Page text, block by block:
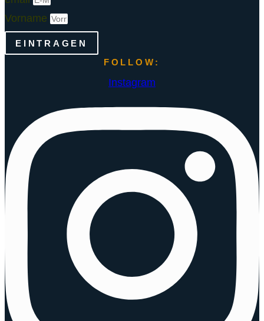
Vorname
EINTRAGEN
FOLLOW:
Instagram